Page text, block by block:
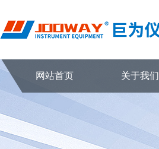
网站首页 关于我们